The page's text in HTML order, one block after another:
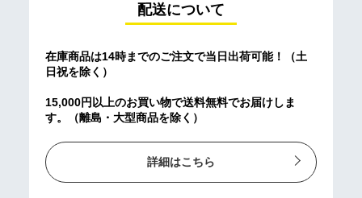
配送について
在庫商品は14時までのご注文で当日出荷可能！（土
日祝を除く）
15,000円以上のお買い物で送料無料でお届けしま
す。（離島・大型商品を除く）
詳細はこちら